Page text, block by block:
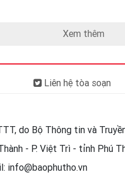
Xem thêm
Liên hệ tòa soạn
do Bộ Thông tin và
- P. Việt Trì - tỉnh Phú
info@baophutho.vn